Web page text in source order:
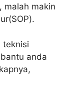
malah makin
teknisi
anda